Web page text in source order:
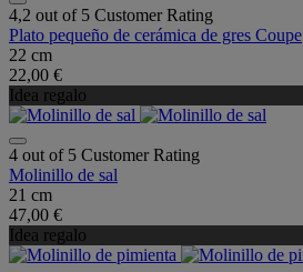
4,2 out of 5 Customer Rating
Plato pequeño de cerámica de gres Coupe
22 cm
22,00 €
Idea regalo
4 out of 5 Customer Rating
Molinillo de sal
21 cm
47,00 €
Idea regalo